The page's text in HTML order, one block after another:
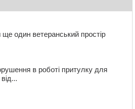
один ветеранський простір
в роботі притулку для